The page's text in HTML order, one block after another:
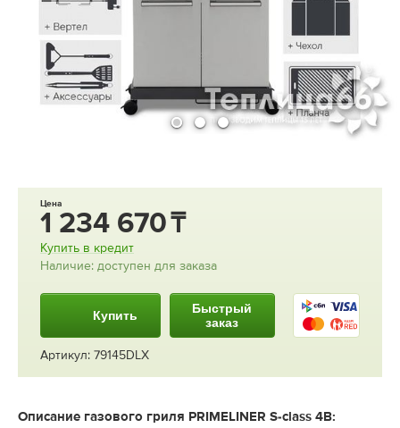
Цена
1 234 670
Купить в кредит
Наличие: доступен для заказа
Купить
Быстрый
заказ
Артикул: 79145DLX
Описание газового гриля PRIMELINER S-class 4B: